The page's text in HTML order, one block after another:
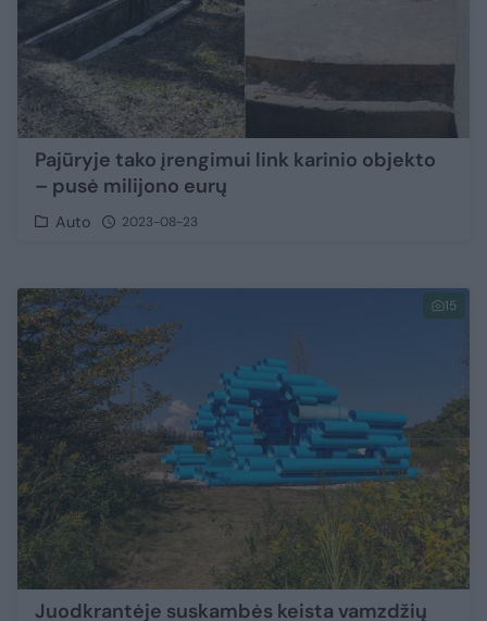
Pajūryje tako įrengimui link karinio objekto
– pusė milijono eurų
Auto 2023-08-23
15
Juodkrantėje suskambės keista vamzdžių